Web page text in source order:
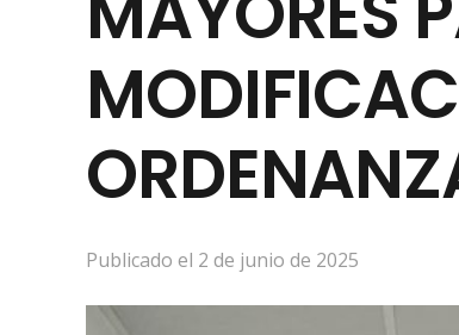
Publicado el 2 de junio de 2025